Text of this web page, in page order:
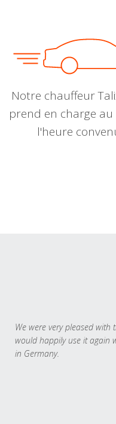
Notre chauffeur
prend en charge au
l'heure
We were very pleased with
would happily use it again
in Germany.